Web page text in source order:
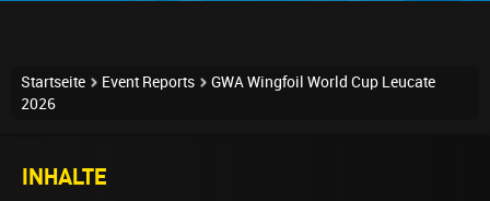
Startseite Event Reports
GWA Wingfoil World Cup Leucate
2026
INHALTE